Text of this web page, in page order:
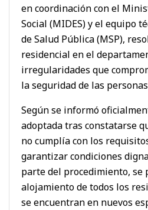
en coordinación con el
Social (MIDES) y el equipo
de Salud Pública (MSP),
residencial en el
irregularidades que
la seguridad de las
Según se informó
adoptada tras constatarse
no cumplía con los
garantizar condiciones
parte del procedimiento, se
alojamiento de todos los
se encuentran en nuevos